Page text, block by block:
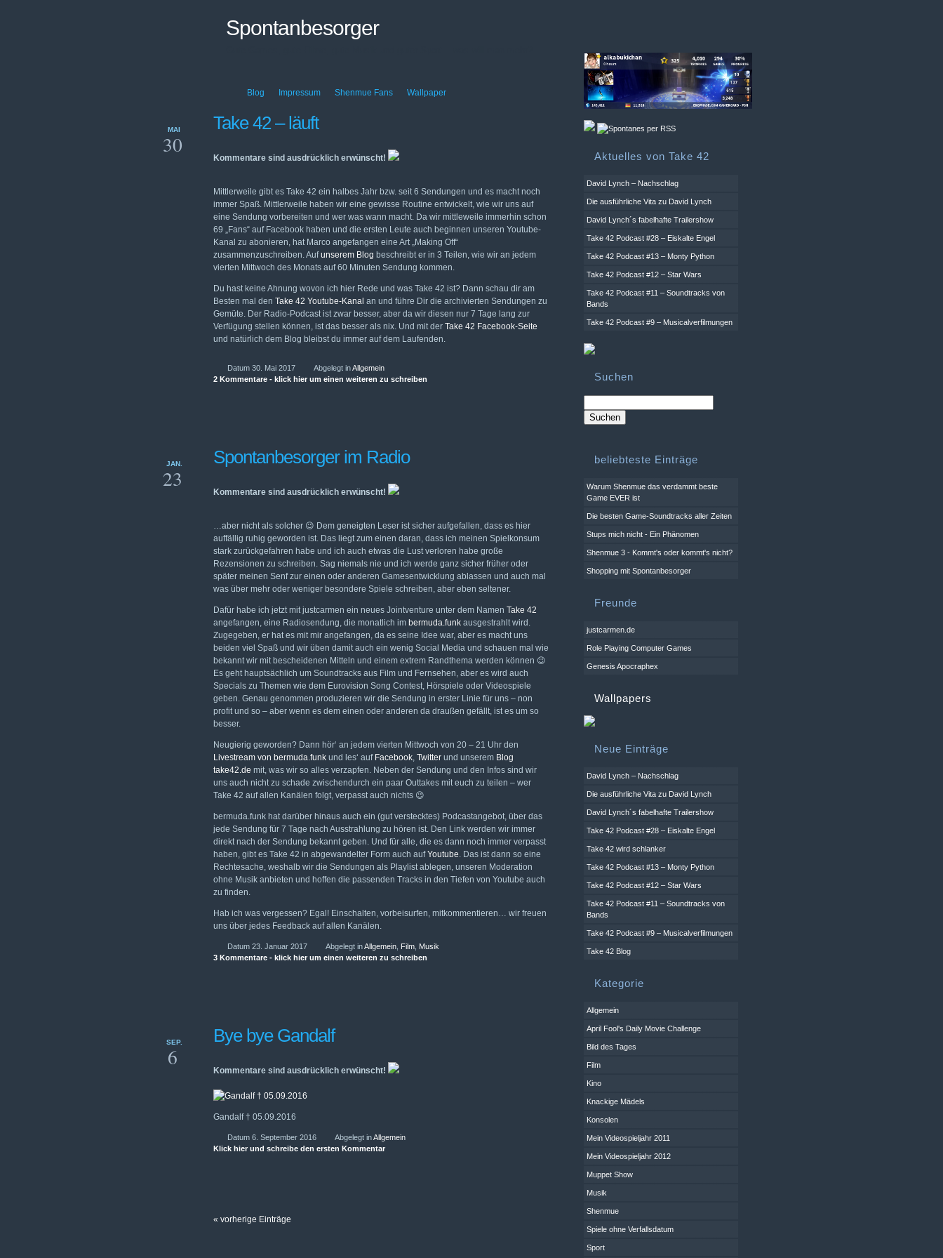
Spontanbesorger
Blog Impressum Shenmue Fans Wallpaper
MAI
30
Take 42 – läuft
Kommentare sind ausdrücklich erwünscht!
Mittlerweile gibt es Take 42 ein halbes Jahr bzw. seit 6 Sendungen und es macht noch
immer Spaß. Mittlerweile haben wir eine gewisse Routine entwickelt, wie wir uns auf
eine Sendung vorbereiten und wer was wann macht. Da wir mittleweile immerhin schon
69 „Fans“ auf Facebook haben und die ersten Leute auch beginnen unseren Youtube-
Kanal zu abonieren, hat Marco angefangen eine Art „Making Off“
zusammenzuschreiben. Aufunserem Blog beschreibt er in 3 Teilen, wie wir an jedem
vierten Mittwoch des Monats auf 60 Minuten Sendung kommen.
Du hast keine Ahnung wovon ich hier Rede und was Take 42 ist? Dann schau dir am
Besten mal den Take 42 Youtube-Kanal an und führe Dir die archivierten Sendungen zu
Gemüte. Der Radio-Podcast ist zwar besser, aber da wir diesen nur 7 Tage lang zur
Verfügung stellen können, ist das besser als nix. Und mit der Take 42 Facebook-Seite
und natürlich dem Blog bleibst du immer auf dem Laufenden.
Datum 30. Mai 2017 Abgelegt inAllgemein
2 Kommentare - klick hier um einen weiteren zu schreiben
JAN.
23
Spontanbesorger im Radio
Kommentare sind ausdrücklich erwünscht!
…aber nicht als solcher 😉 Dem geneigten Leser ist sicher aufgefallen, dass es hier
auffällig ruhig geworden ist. Das liegt zum einen daran, dass ich meinen Spielkonsum
stark zurückgefahren habe und ich auch etwas die Lust verloren habe große
Rezensionen zu schreiben. Sag niemals nie und ich werde ganz sicher früher oder
später meinen Senf zur einen oder anderen Gamesentwicklung ablassen und auch mal
was über mehr oder weniger besondere Spiele schreiben, aber eben seltener.
Dafür habe ich jetzt mit justcarmen ein neues Jointventure unter dem Namen Take 42
angefangen, eine Radiosendung, die monatlich im bermuda.funk ausgestrahlt wird.
Zugegeben, er hat es mit mir angefangen, da es seine Idee war, aber es macht uns
beiden viel Spaß und wir üben damit auch ein wenig Social Media und schauen mal wie
bekannt wir mit bescheidenen Mitteln und einem extrem Randthema werden können 😉
Es geht hauptsächlich um Soundtracks aus Film und Fernsehen, aber es wird auch
Specials zu Themen wie dem Eurovision Song Contest, Hörspiele oder Videospiele
geben. Genau genommen produzieren wir die Sendung in erster Linie für uns – non
profit und so – aber wenn es dem einen oder anderen da draußen gefällt, ist es um so
besser.
Neugierig geworden? Dann hör‘ an jedem vierten Mittwoch von 20 – 21 Uhr den
Livestream von bermuda.funk und les‘ auf Facebook, Twitter und unserem Blog
take42.de mit, was wir so alles verzapfen. Neben der Sendung und den Infos sind wir
uns auch nicht zu schade zwischendurch ein paar Outtakes mit euch zu teilen – wer
Take 42 auf allen Kanälen folgt, verpasst auch nichts 😉
bermuda.funk hat darüber hinaus auch ein (gut verstecktes) Podcastangebot, über das
jede Sendung für 7 Tage nach Ausstrahlung zu hören ist. Den Link werden wir immer
direkt nach der Sendung bekannt geben. Und für alle, die es dann noch immer verpasst
haben, gibt es Take 42 in abgewandelter Form auch aufYoutube. Das ist dann so eine
Rechtesache, weshalb wir die Sendungen als Playlist ablegen, unseren Moderation
ohne Musik anbieten und hoffen die passenden Tracks in den Tiefen von Youtube auch
zu finden.
Hab ich was vergessen? Egal! Einschalten, vorbeisurfen, mitkommentieren… wir freuen
uns über jedes Feedback auf allen Kanälen.
Datum 23. Januar 2017 Abgelegt inAllgemein Film Musik
3 Kommentare - klick hier um einen weiteren zu schreiben
SEP.
6
Bye bye Gandalf
Kommentare sind ausdrücklich erwünscht!
Gandalf † 05.09.2016
Datum 6. September 2016 Abgelegt inAllgemein
Klick hier und schreibe den ersten Kommentar
« vorherige Einträge
Aktuelles von Take 42
David Lynch – Nachschlag
Die ausführliche Vita zu David Lynch
David Lynch´s fabelhafte Trailershow
Take 42 Podcast #28 – Eiskalte Engel
Take 42 Podcast #13 – Monty Python
Take 42 Podcast #12 – Star Wars
Take 42 Podcast #11 – Soundtracks von
Bands
Take 42 Podcast #9 – Musicalverfilmungen
Suchen
beliebteste Einträge
Warum Shenmue das verdammt beste
Game EVER ist
Die besten Game-Soundtracks aller Zeiten
Stups mich nicht - Ein Phänomen
Shenmue 3 - Kommt's oder kommt's nicht?
Shopping mit Spontanbesorger
Freunde
justcarmen.de
Role Playing Computer Games
Genesis Apocraphex
Wallpapers
Neue Einträge
David Lynch – Nachschlag
Die ausführliche Vita zu David Lynch
David Lynch´s fabelhafte Trailershow
Take 42 Podcast #28 – Eiskalte Engel
Take 42 wird schlanker
Take 42 Podcast #13 – Monty Python
Take 42 Podcast #12 – Star Wars
Take 42 Podcast #11 – Soundtracks von
Bands
Take 42 Podcast #9 – Musicalverfilmungen
Take 42 Blog
Kategorie
Allgemein
April Fool's Daily Movie Challenge
Bild des Tages
Film
Kino
Knackige Mädels
Konsolen
Mein Videospieljahr 2011
Mein Videospieljahr 2012
Muppet Show
Musik
Shenmue
Spiele ohne Verfallsdatum
Sport